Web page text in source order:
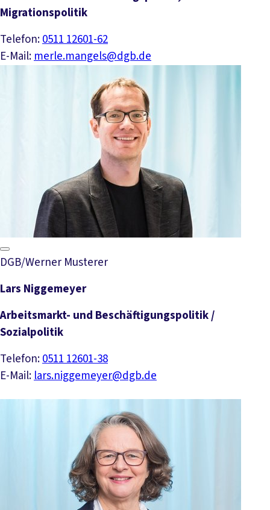
Migrationspolitik
Telefon:0511 12601-62
E-Mail:merle.mangels@dgb.de
DGB/Werner Musterer
Lars Niggemeyer
Arbeitsmarkt- und Beschäftigungspolitik /
Sozialpolitik
Telefon:0511 12601-38
E-Mail:lars.niggemeyer@dgb.de